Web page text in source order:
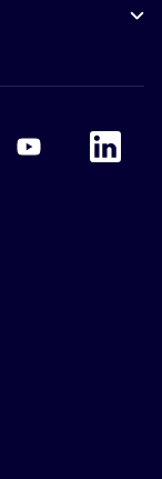
Accor Youtube
Accor